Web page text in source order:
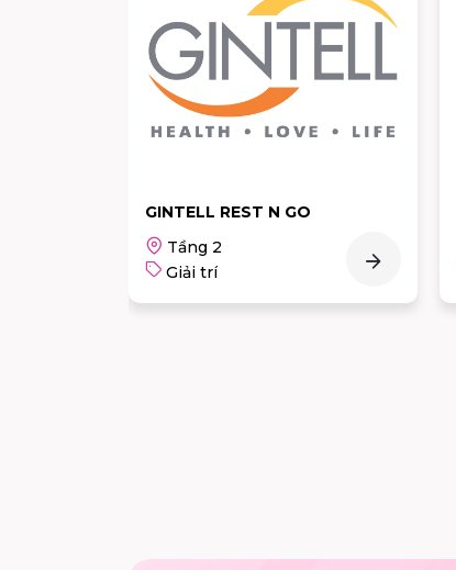
MARIE LUCIE (TẦNG 1)
Tầng 1
Giải trí